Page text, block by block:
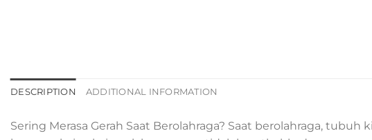
DESCRIPTION ADDITIONAL INFORMATION
Sering Merasa Gerah Saat Berolahraga? Saat berolahraga,